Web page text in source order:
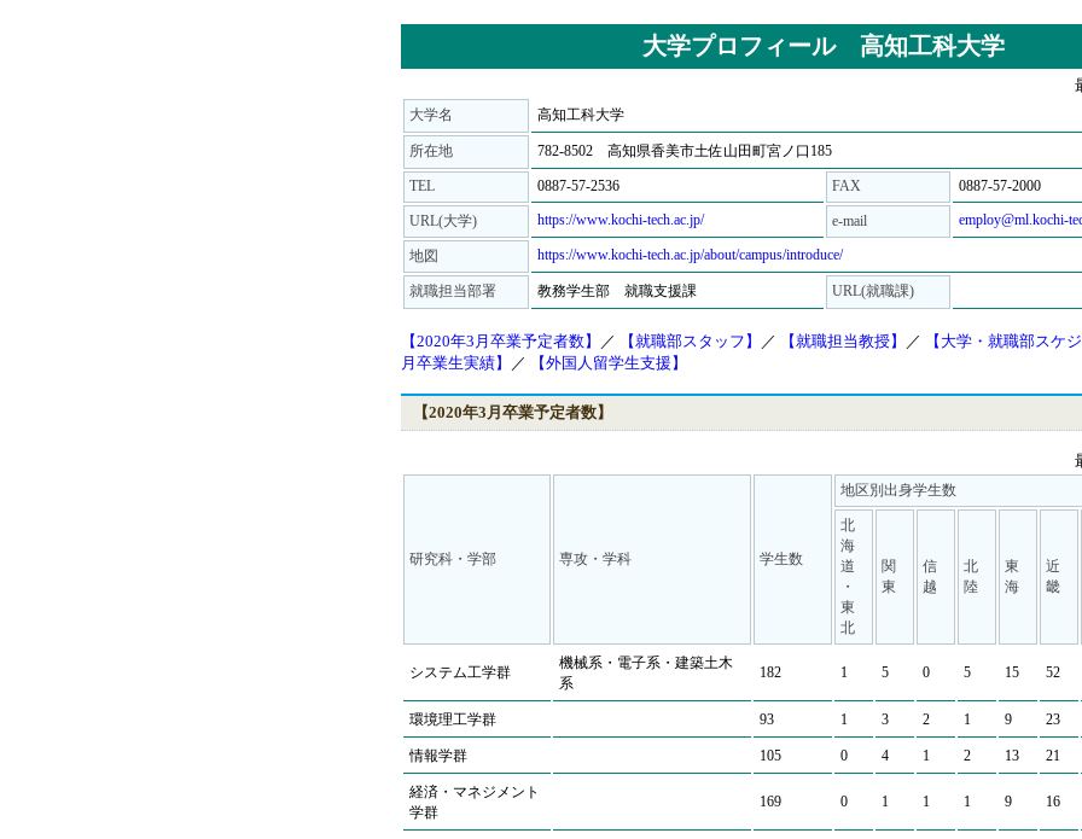
大学プロフィール 高知工科大学
大学名 高知工科大学
所在地 782-8502 高知県香美市土佐山田町宮ノ口185
TEL 0887-57-2536 FAX 0887-57-2000
URL(大学) https://www.kochi-tech.ac.jp/ e-mail employ@ml.kochi-
地図 https://www.kochi-tech.ac.jp/about/campus/introduce/
就職担当部署 教務学生部 就職支援課 URL(就職課)
【2020年3月卒業予定者数】 ／ 【就職部スタッフ】 ／ 【就職担当教授】 ／ 【大学・就職部スケジ
月卒業生実績】
／ 【外国人留学生支援】
【2020年3月卒業予定者数】
研究科・学部 専攻・学科 学生数
地区別出身学生数
北
海
道
・
東
北
関
東
信
越
北
陸
東
海
近
畿
システム工学群
機械系・電子系・建築土木
系
182 1 5 0 5 15 52
環境理工学群 93 1 3 2 1 9 23
情報学群 105 0 4 1 2 13 21
経済・マネジメント
学群
169 0 1 1 1 9 16